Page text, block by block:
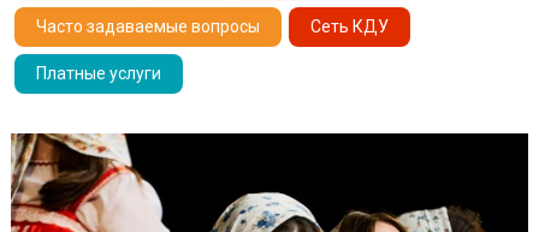
Часто задаваемые вопросы Сеть КДУ
Платные услуги